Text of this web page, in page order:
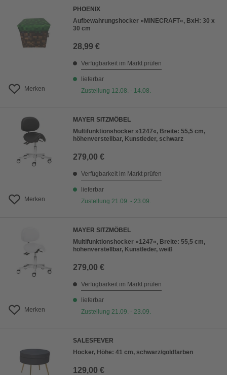
Merken
PHOENIX
Aufbewahrungshocker »MINECRAFT«, BxH: 30 x
30 cm
28,99 €
Verfügbarkeit im Markt prüfen
lieferbar
Zustellung 12.08. - 14.08.
Merken
MAYER SITZMÖBEL
Multifunktionshocker »1247«, Breite: 55,5 cm,
höhenverstellbar, Kunstleder, schwarz
279,00 €
Verfügbarkeit im Markt prüfen
lieferbar
Zustellung 21.09. - 23.09.
Merken
MAYER SITZMÖBEL
Multifunktionshocker »1247«, Breite: 55,5 cm,
höhenverstellbar, Kunstleder, weiß
279,00 €
Verfügbarkeit im Markt prüfen
lieferbar
Zustellung 21.09. - 23.09.
SALESFEVER
Hocker, Höhe: 41 cm, schwarz/goldfarben
129,00 €